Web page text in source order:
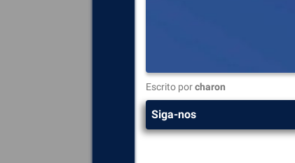
Escrito porcharon
Siga-nos